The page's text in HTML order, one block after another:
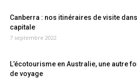
Canberra : nos itinéraires de visite
capitale
7 septembre 2022
L’écotourisme en Australie, une autre
de voyage